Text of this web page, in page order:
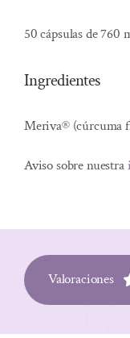
50 cápsulas de 760
Ingredientes
Meriva® (cúrcuma
Aviso sobre nuestra
Valoraciones